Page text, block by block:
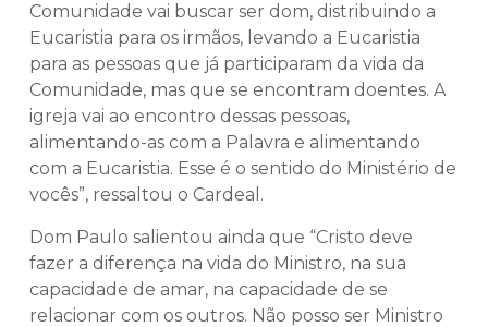
Comunidade vai buscar ser dom, distribuindo a
Eucaristia para os irmãos, levando a Eucaristia
para as pessoas que já participaram da vida da
Comunidade, mas que se encontram doentes. A
igreja vai ao encontro dessas pessoas,
alimentando-as com a Palavra e alimentando
com a Eucaristia. Esse é o sentido do Ministério de
vocês”, ressaltou o Cardeal.
Dom Paulo salientou ainda que “Cristo deve
fazer a diferença na vida do Ministro, na sua
capacidade de amar, na capacidade de se
relacionar com os outros. Não posso ser Ministro